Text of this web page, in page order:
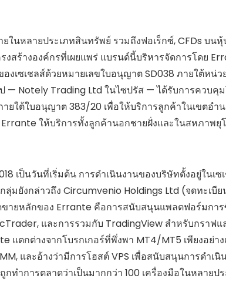
นหลายประเภทสินทรัพย์ รวมถึงฟอเร็กซ์, CFDs บนหุ้
งสร้างองค์กรที่เผยแพร่ แบรนด์นี้บริหารจัดการโดย
งเซเชลส์ด้วยหมายเลขใบอนุญาตSD038 ภายใต้หน่ว
— Notely Trading Ltdในไซปรัส — ได้รับการควบคุ
ยใต้ใบอนุญาต383/20 เพื่อให้บริการลูกค้าในเขตอำ
ให้บริการทั้งลูกค้านอกชายฝั่งและในสหภาพยุ
เป็นวันที่เริ่มต้น การดำเนินงานของบริษัทตั้งอยู่ในเซ
ลุ่มยังกล่าวถึง Circumvenio Holdings Ltd (จดทะเบี
ายหลักของ Errante คือการสนับสนุนแพลตฟอร์มกา
cTrader, และการรวมกับ TradingView สำหรับกราฟแ
ตกต่างจากโบรกเกอร์ที่พึ่งพา MT4/MT5 เพียงอย่าง
, และอ้างว่ามีการโฮสต์ VPS เพื่อสนับสนุนการดำเนิ
ำการตลาดว่าเป็นมากกว่า 100 เครื่องมือในหลายปร